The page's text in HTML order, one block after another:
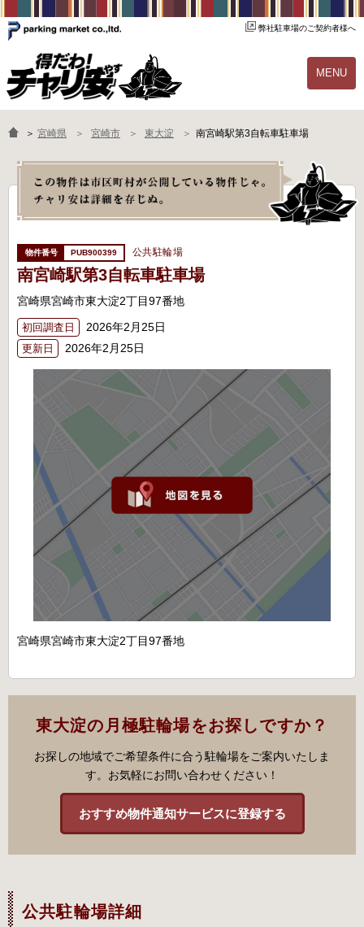
弊社駐車場のご契約者様へ
MENU
物件一覧 ご契約の流れ
よくあるご質問 駐輪場オーナー様へ
＞ 宮崎県 宮崎市 東大淀 南宮崎駅第3自転車駐車場
PUB900399 公共駐輪場
南宮崎駅第3自転車駐車場
宮崎県宮崎市東大淀2丁目97番地
初回調査日 2026年2月25日
更新日 2026年2月25日
宮崎県宮崎市東大淀2丁目97番地
東大淀の月極駐輪場をお探しですか？
お探しの地域でご希望条件に合う駐輪場をご案内いたしま
す。お気軽にお問い合わせください！
おすすめ物件通知サービスに登録する
公共駐輪場詳細